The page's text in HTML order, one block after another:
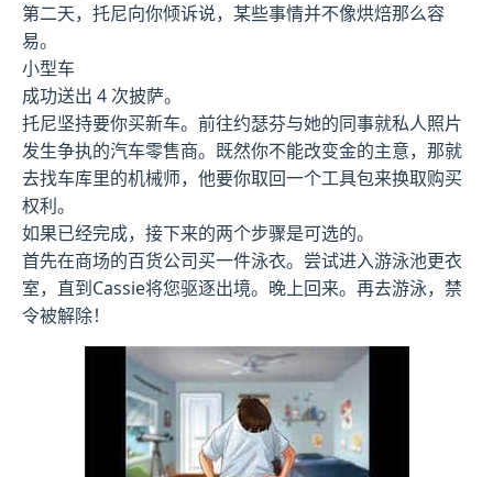
第二天，托尼向你倾诉说，某些事情并不像烘焙那么容
易。
小型车
成功送出 4 次披萨。
托尼坚持要你买新车。前往约瑟芬与她的同事就私人照片
发生争执的汽车零售商。既然你不能改变金的主意，那就
去找车库里的机械师，他要你取回一个工具包来换取购买
权利。
如果已经完成，接下来的两个步骤是可选的。
首先在商场的百货公司买一件泳衣。尝试进入游泳池更衣
室，直到Cassie将您驱逐出境。晚上回来。再去游泳，禁
令被解除！